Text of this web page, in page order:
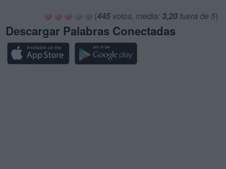
(445votos, media: 3,20 fuera de 5)
Descargar Palabras Conectadas